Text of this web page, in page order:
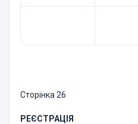
Сторінка 26
РЕЄСТРАЦІЯ